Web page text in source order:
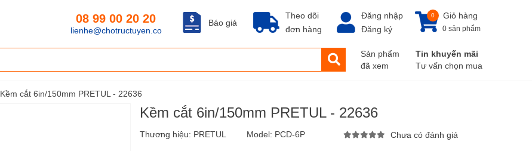
Theo dõi
đơn hàng
Báo giá
08 99 00 20 20
lienhe@chotructuyen.co
Đăng nhập
Đăng ký
Giỏ hàng
0
0 sản phẩm
Sản phẩm
đã xem
Tin khuyến mãi
Tư vấn chọn mua
Kềm cắt 6in/150mm PRETUL - 22636
Kềm cắt 6in/150mm PRETUL - 22636
Thương hiệu: PRETUL Model: PCD-6P Chưa có đánh giá